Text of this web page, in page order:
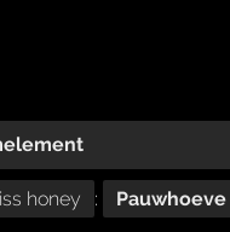
honey : Pauwhoeve